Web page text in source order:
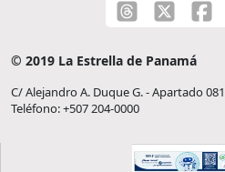
© 2019 La Estrella de Panamá
C/ Alejandro A. Duque G. - Apartado
Teléfono: +507 204-0000